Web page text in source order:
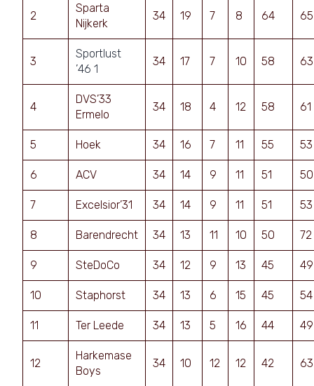
2
Sparta
Nijkerk
34 19 7 8 64 65
3
Sportlust
’46 1
34 17 7 10 58 63
4
DVS’33
Ermelo
34 18 4 12 58 61
5 Hoek 34 16 7 11 55 53
6 ACV 34 14 9 11 51 50
7 Excelsior’31 34 14 9 11 51 53
8 Barendrecht 34 13 11 10 50 72
9 SteDoCo 34 12 9 13 45 49
10 Staphorst 34 13 6 15 45 54
11 Ter Leede 34 13 5 16 44 49
12
Harkemase
Boys
34 10 12 12 42 63